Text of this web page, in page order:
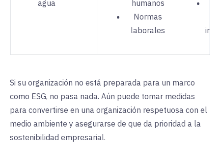
agua
humanos
Normas
laborales
Si su organización no está preparada para un marco
como ESG, no pasa nada. Aún puede tomar medidas
para convertirse en una organización respetuosa con el
medio ambiente y asegurarse de que da prioridad a la
sostenibilidad empresarial.